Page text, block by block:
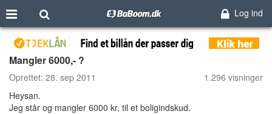
Log ind
Mangler 6000,- ?
Oprettet: 28. sep 2011
1.296 visninger
Heysan.
Jeg står og mangler 6000 kr, til et boligindskud.